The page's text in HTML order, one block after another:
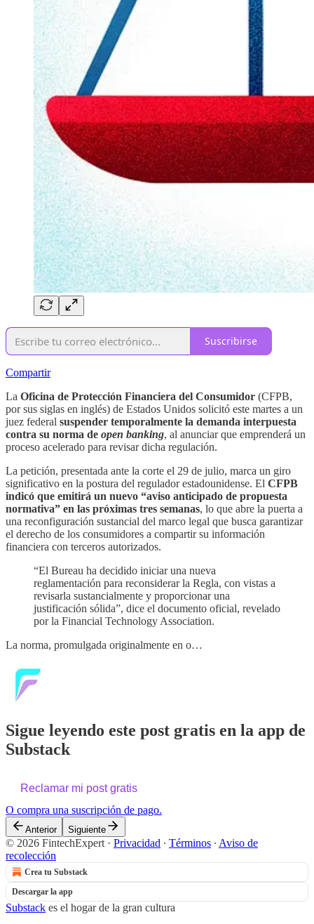
Suscribirse
Compartir
La Oficina de Protección Financiera del Consumidor (CFPB,
por sus siglas en inglés) de Estados Unidos solicitó este martes a un
juez federal suspender temporalmente la demanda interpuesta
contra su norma de open banking, al anunciar que emprenderá un
proceso acelerado para revisar dicha regulación.
La petición, presentada ante la corte el 29 de julio, marca un giro
significativo en la postura del regulador estadounidense. El CFPB
indicó que emitirá un nuevo “aviso anticipado de propuesta
normativa” en las próximas tres semanas, lo que abre la puerta a
una reconfiguración sustancial del marco legal que busca garantizar
el derecho de los consumidores a compartir su información
financiera con terceros autorizados.
“El Bureau ha decidido iniciar una nueva
reglamentación para reconsiderar la Regla, con vistas a
revisarla sustancialmente y proporcionar una
justificación sólida”, dice el documento oficial, revelado
por la Financial Technology Association.
La norma, promulgada originalmente en o…
Sigue leyendo este post gratis en la app de
Substack
Reclamar mi post gratis
O compra una suscripción de pago.
Anterior Siguiente
© 2026 FintechExpert · Privacidad ∙ Términos ∙ Aviso de
recolección
Crea tu Substack
Descargar la app
Substack es el hogar de la gran cultura